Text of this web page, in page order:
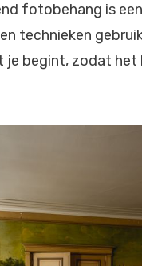
fotobehang is
technieken
begint, zodat het